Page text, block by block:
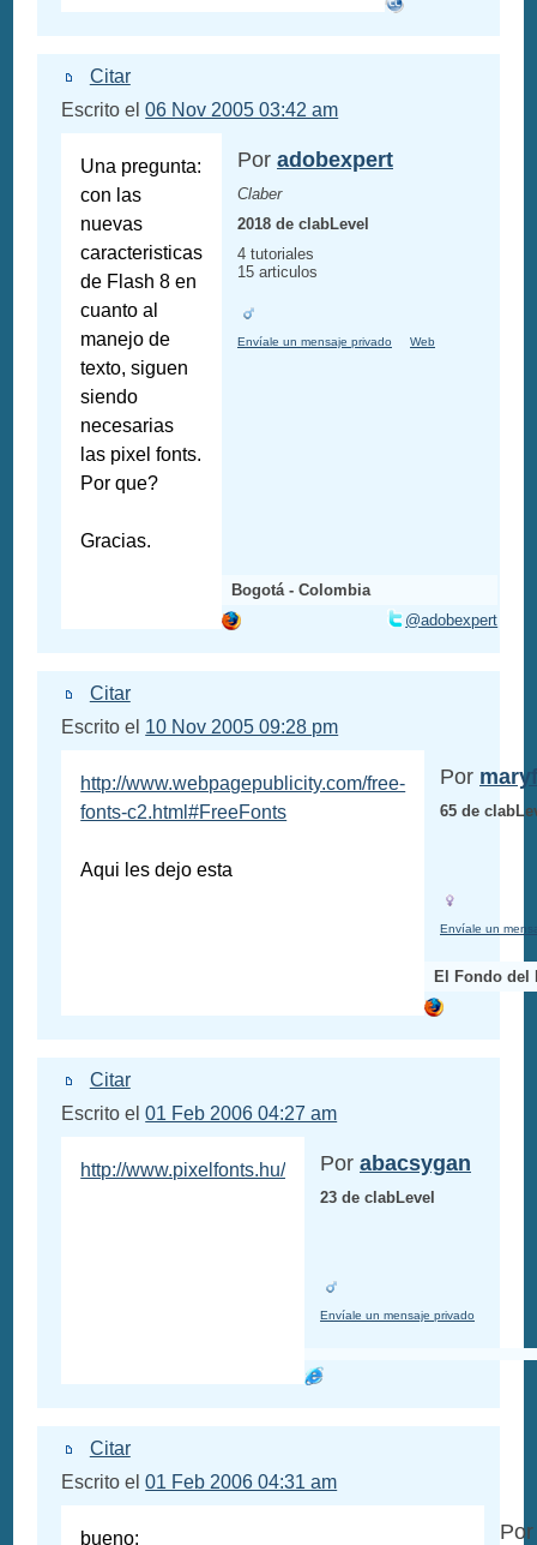
Citar
Escrito el06 Nov 2005 03:42 am
Una pregunta:
con las
nuevas
caracteristicas
de Flash 8 en
cuanto al
manejo de
texto, siguen
siendo
necesarias
las pixel fonts.
Por que?
Gracias.
Por adobexpert
Claber
2018 de clabLevel
4 tutoriales
15 articulos
Envíale un mensaje privado Web
Bogotá - Colombia
@adobexpert
Citar
Escrito el 10 Nov 2005 09:28 pm
http://www.webpagepublicity.com/free-
fonts-c2.html#FreeFonts
Aqui les dejo esta
Por
65 de
Envíale un
El Fondo del
Citar
Escrito el01 Feb 2006 04:27 am
http://www.pixelfonts.hu/ Por abacsygan
23 de clabLevel
Envíale un mensaje privado
Citar
Escrito el01 Feb 2006 04:31 am
bueno: